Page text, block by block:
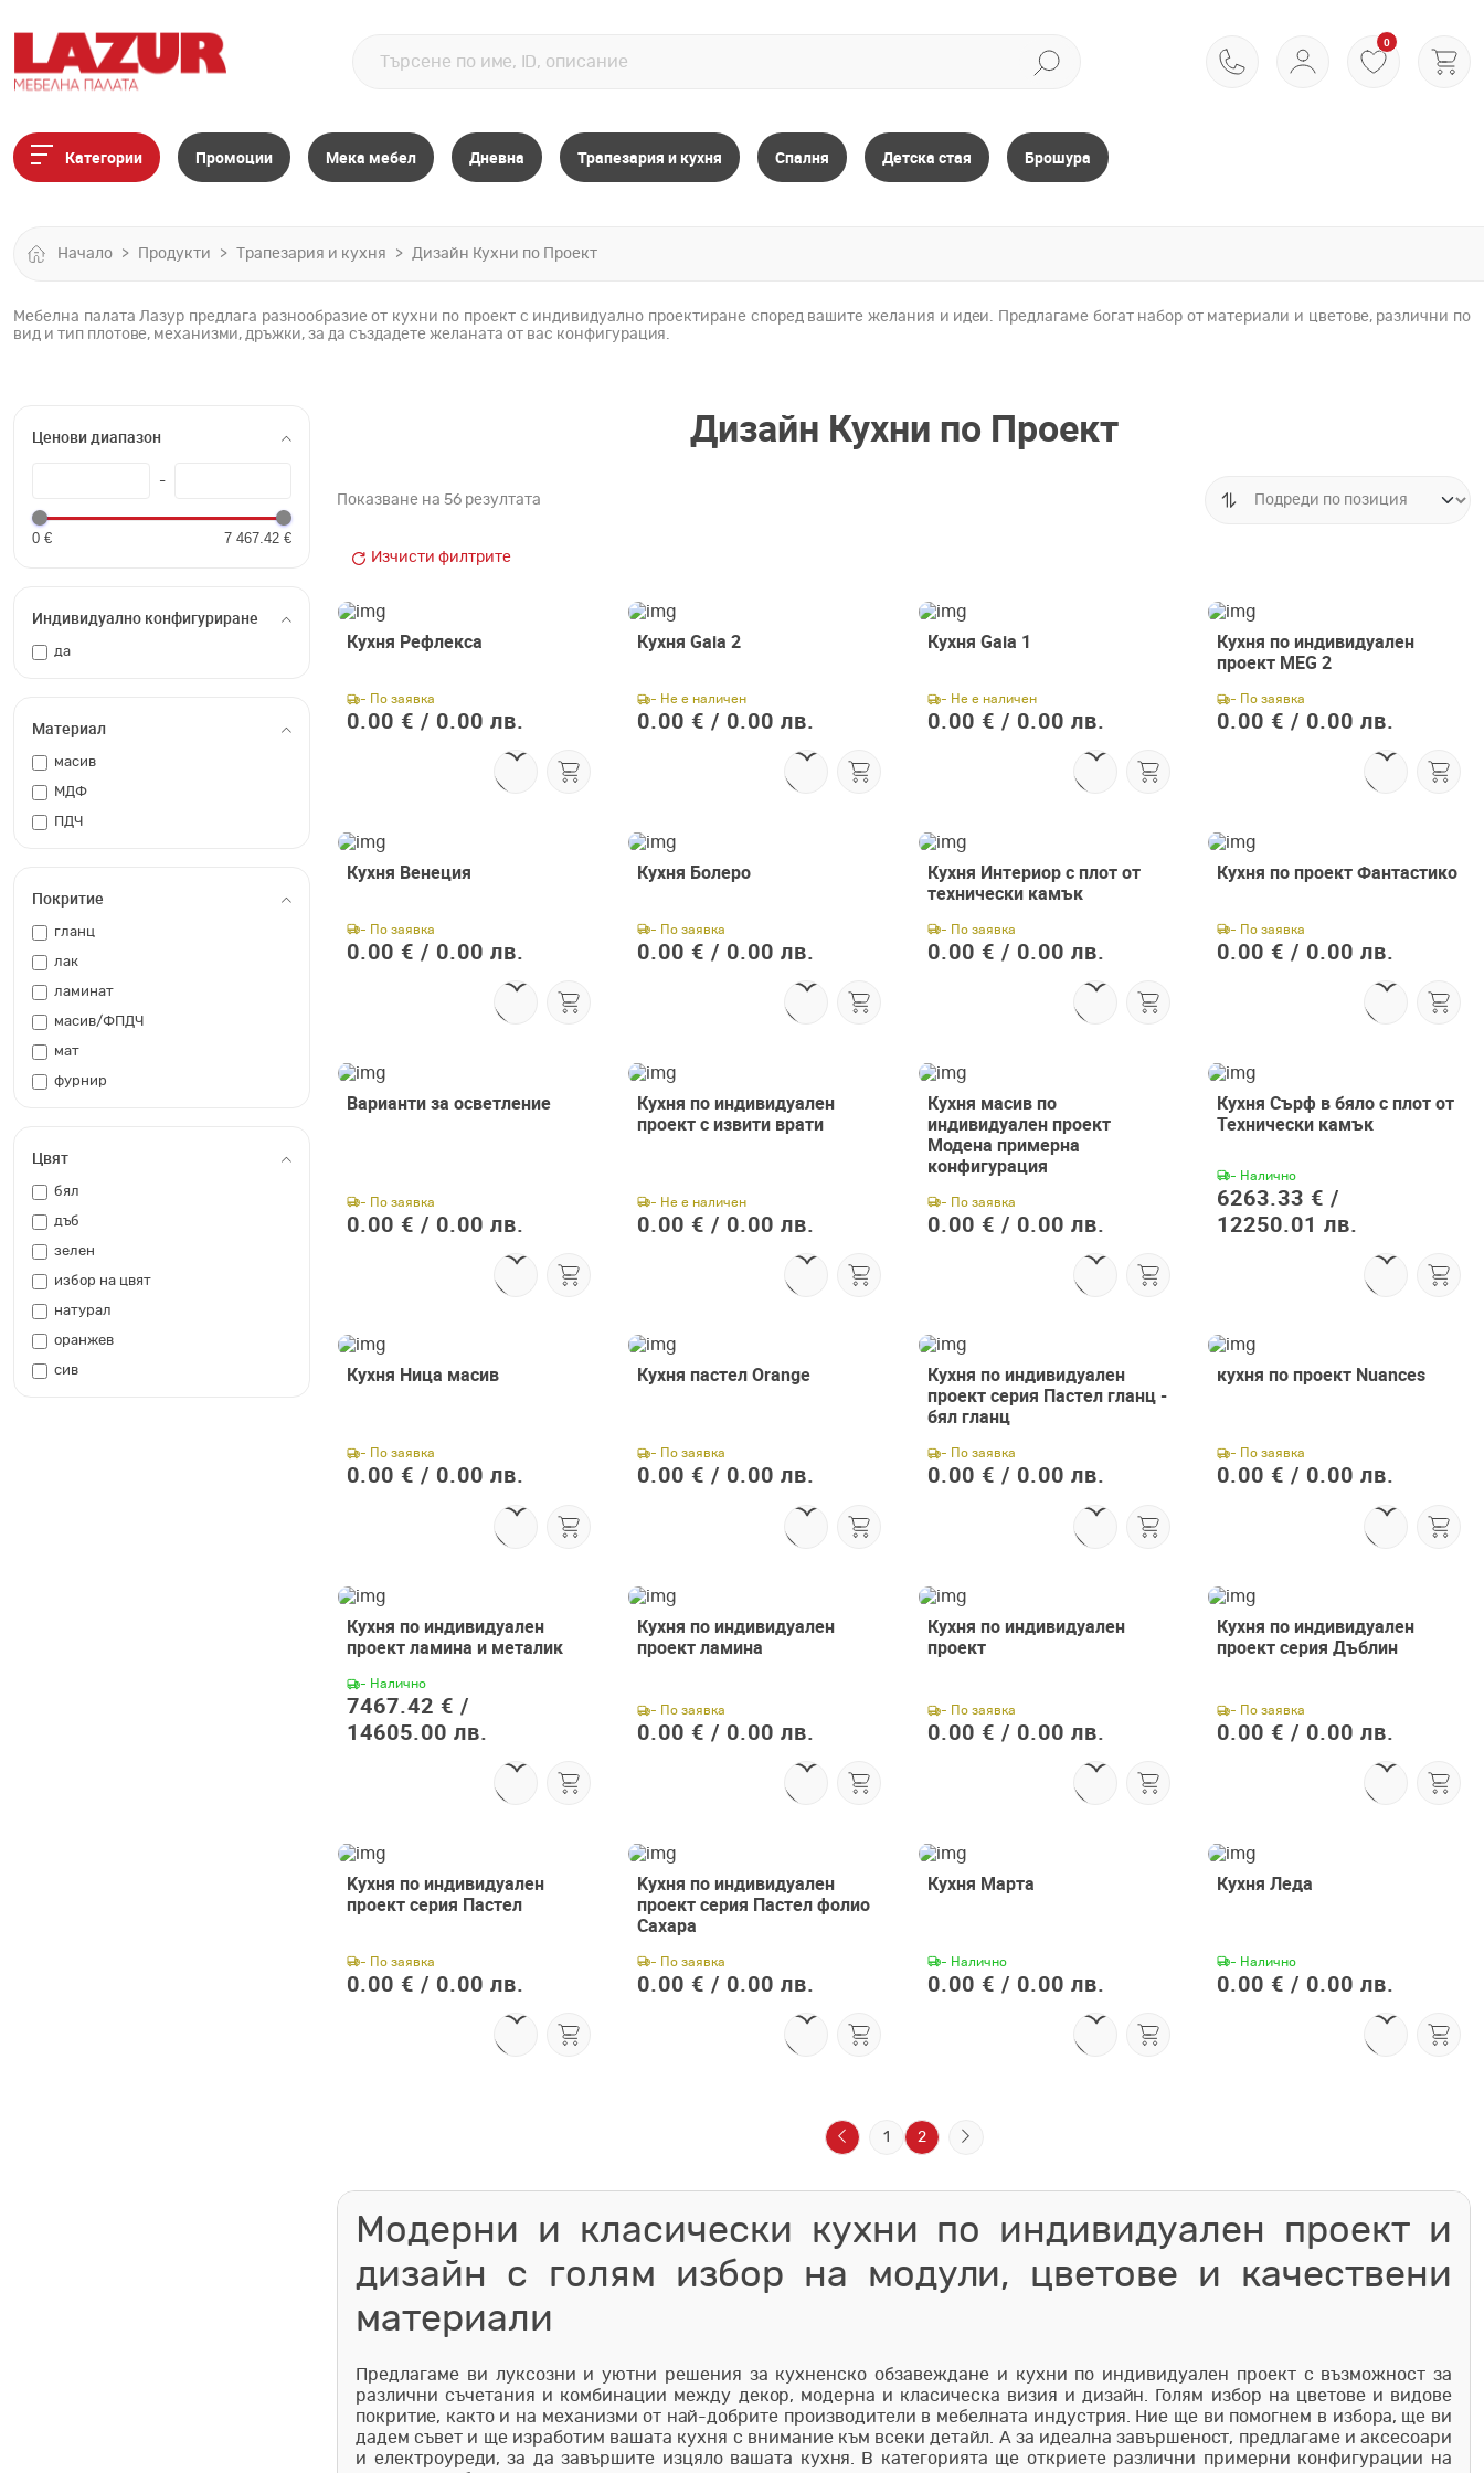
0
Категории Промоции Мека мебел Дневна Трапезария и кухня Спалня Детска стая Брошура
Начало Продукти Трапезария и кухня Дизайн Кухни по Проект
Мебелна палата Лазур предлага разнообразие от кухни по проект с индивидуално проектиране според вашите желания и идеи. Предлагаме богат набор от материали и цветове, различни по
вид и тип плотове, механизми, дръжки, за да създадете желаната от вас конфигурация.
Ценови диапазон
-
0 € 7 467.42 €
Индивидуално конфигуриране
да
Материал
масив
МДФ
ПДЧ
Покритие
гланц
лак
ламинат
масив/ФПДЧ
мат
фурнир
Цвят
бял
дъб
зелен
избор на цвят
натурал
оранжев
сив
Дизайн Кухни по Проект
Показване на 56 резултата
Изчисти филтрите
Кухня Рефлекса
- По заявка
0.00 € / 0.00 лв.
Кухня Gaia 2
- Не е наличен
0.00 € / 0.00 лв.
Кухня Gaia 1
- Не е наличен
0.00 € / 0.00 лв.
Кухня по индивидуален
проект MEG 2
- По заявка
0.00 € / 0.00 лв.
Кухня Венеция
- По заявка
0.00 € / 0.00 лв.
Кухня Болеро
- По заявка
0.00 € / 0.00 лв.
Кухня Интериор с плот от
технически камък
- По заявка
0.00 € / 0.00 лв.
Кухня по проект Фантастико
- По заявка
0.00 € / 0.00 лв.
Варианти за осветление
- По заявка
0.00 € / 0.00 лв.
Кухня по индивидуален
проект с извити врати
- Не е наличен
0.00 € / 0.00 лв.
Кухня масив по
индивидуален проект
Модена примерна
конфигурация
- По заявка
0.00 € / 0.00 лв.
Кухня Сърф в бяло с плот от
Технически камък
- Налично
6263.33 € /
12250.01 лв.
Кухня Ница масив
- По заявка
0.00 € / 0.00 лв.
Кухня пастел Orange
- По заявка
0.00 € / 0.00 лв.
Кухня по индивидуален
проект серия Пастел гланц -
бял гланц
- По заявка
0.00 € / 0.00 лв.
кухня по проект Nuances
- По заявка
0.00 € / 0.00 лв.
Кухня по индивидуален
проект ламина и металик
- Налично
7467.42 € /
14605.00 лв.
Кухня по индивидуален
проект ламина
- По заявка
0.00 € / 0.00 лв.
Кухня по индивидуален
проект
- По заявка
0.00 € / 0.00 лв.
Кухня по индивидуален
проект серия Дъблин
- По заявка
0.00 € / 0.00 лв.
Kухня по индивидуален
проект серия Пастел
- По заявка
0.00 € / 0.00 лв.
Kухня по индивидуален
проект серия Пастел фолио
Сахара
- По заявка
0.00 € / 0.00 лв.
Кухня Марта
- Налично
0.00 € / 0.00 лв.
Кухня Леда
- Налично
0.00 € / 0.00 лв.
1 2
Модерни и класически кухни по индивидуален проект и
дизайн с голям избор на модули, цветове и качествени
материали
Предлагаме ви луксозни и уютни решения за кухненско обзавеждане и кухни по индивидуален проект с възможност за
различни съчетания и комбинации между декор, модерна и класическа визия и дизайн. Голям избор на цветове и видове
покритие, както и на механизми от най-добрите производители в мебелната индустрия. Ние ще ви помогнем в избора, ще ви
дадем съвет и ще изработим вашата кухня с внимание към всеки детайл. А за идеална завършеност, предлагаме и аксесоари
и електроуреди, за да завършите изцяло вашата кухня. В категорията ще откриете различни примерни конфигурации на